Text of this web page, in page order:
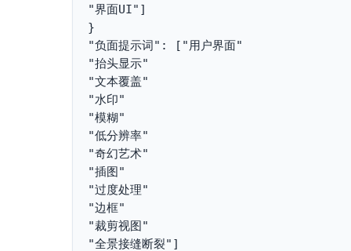
"界面UI"]
}
"负面提示词": ["用户界面"
"抬头显示"
"文本覆盖"
"水印"
"模糊"
"低分辨率"
"奇幻艺术"
"插图"
"过度处理"
"边框"
"裁剪视图"
"全景接缝断裂"]